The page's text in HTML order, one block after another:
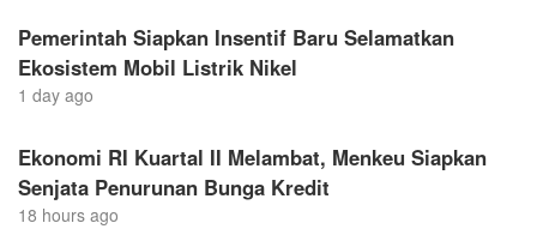
Pemerintah Siapkan Insentif Baru Selamatkan
Ekosistem Mobil Listrik Nikel
1 day ago
Ekonomi RI Kuartal II Melambat, Menkeu Siapkan
Senjata Penurunan Bunga Kredit
18 hours ago